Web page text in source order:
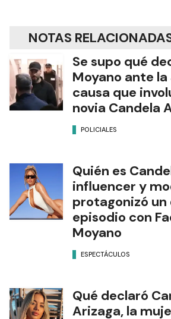
NOTAS
Se supo qué
Moyano ante
causa que
novia Candela
POLICIALES
Quién es
influencer y
protagonizó un
episodio con
Moyano
ESPECTÁCULOS
Qué declaró
Arizaga, la